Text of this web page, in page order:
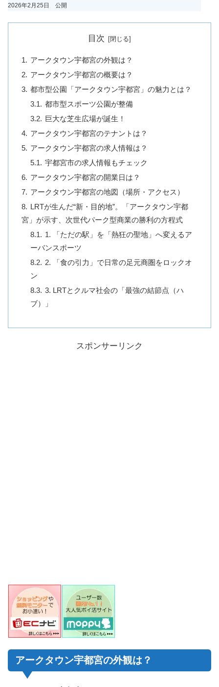
2026年2月25日 公開
目次
アークタウン宇都宮の外観は？
アークタウン宇都宮の概要は？
都市型公園「アークタウン宇都宮」の魅力とは？
都市型スポーツ公園が整備
巨大な芝生広場が誕生！
アークタウン宇都宮のテナントは？
アークタウン宇都宮の求人情報は？
宇都宮市の求人情報もチェック
アークタウン宇都宮の開業日は？
アークタウン宇都宮の地図（場所・アクセス）
LRTが生んだ“新・目的地”。「アークタウン宇都
宮」が示す、次世代パーク型商業の勝利の方程式
1. 「ただの駅」を「熱狂の聖地」へ変えるア
ーバンスポーツ
2. 「食の引力」で日常の足元商圏をロックオ
ン
3. LRTとクルマ社会の「最強の結節点（ハ
ブ）」
スポンサーリンク
アークタウン宇都宮の外観は？